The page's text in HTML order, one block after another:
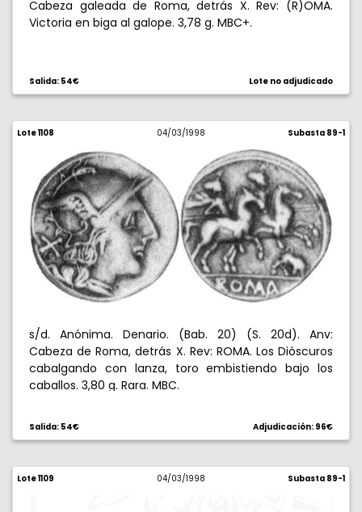
Cabeza galeada de Roma, detrás X. Rev: (R)OMA.
Victoria en biga al galope. 3,78 g. MBC+.
Salida: 54€ Lote no adjudicado
Lote 1108 04/03/1998 Subasta 89-1
s/d. Anónima. Denario. (Bab. 20) (S. 20d). Anv:
Cabeza de Roma, detrás X. Rev: ROMA. Los Dióscuros
cabalgando con lanza, toro embistiendo bajo los
caballos. 3,80 g. Rara. MBC.
Salida: 54€ Adjudicación: 96€
Lote 1109 04/03/1998 Subasta 89-1